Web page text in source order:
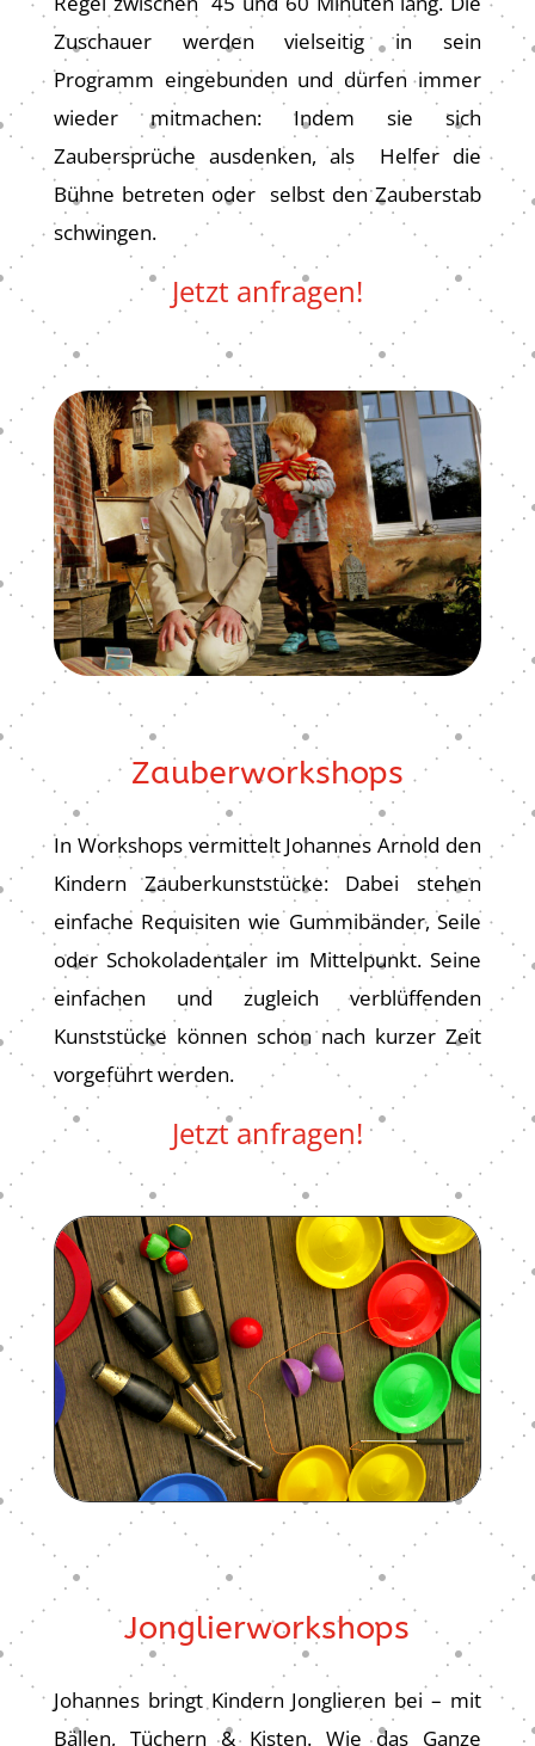
Zuschauer werden vielseitig in sein
Programm eingebunden und dürfen immer
wieder mitmachen: Indem sie sich
Zaubersprüche ausdenken, als Helfer die
Bühne betreten oder selbst den Zauberstab
schwingen.
Jetzt anfragen!
Zauberworkshops
In Workshops vermittelt Johannes Arnold den
Kindern Zauberkunststücke: Dabei stehen
einfache Requisiten wie Gummibänder, Seile
oder Schokoladentaler im Mittelpunkt. Seine
einfachen und zugleich verblüffenden
Kunststücke können schon nach kurzer Zeit
vorgeführt werden.
Jetzt anfragen!
Jonglierworkshops
Johannes bringt Kindern Jonglieren bei – mit
Bällen, Tüchern & Kisten. Wie das Ganze